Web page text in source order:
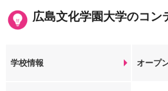
広島文化学園大学のコン
学校情報 オープ